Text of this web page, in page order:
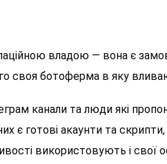
владою — вона є
своя ботоферма в яку
канали та люди які
є готові акаунти та
використовують і свої